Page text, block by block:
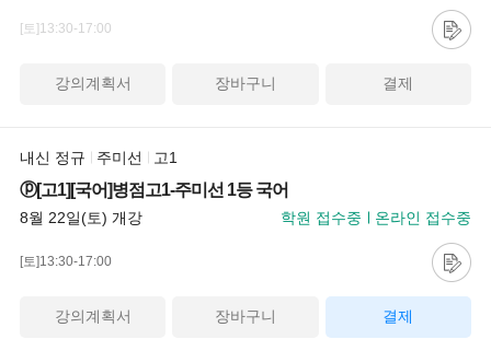
[토]13:30-17:00
강의계획서 장바구니 결제
내신 정규 주미선 고1
ⓟ[고1][국어]병점고1-주미선 1등 국어
8월 22일(토) 개강 학원 접수중 온라인 접수중
[토]13:30-17:00
강의계획서 장바구니 결제